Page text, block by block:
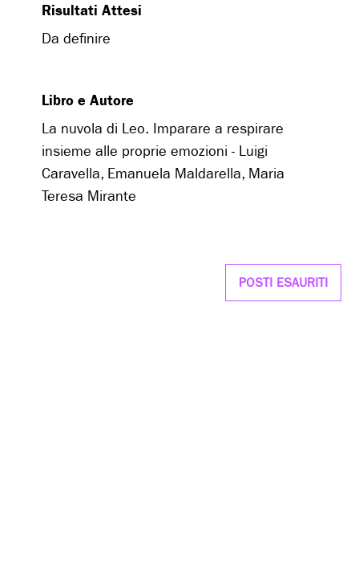
Risultati Attesi
Da definire
Libro e Autore
La nuvola di Leo. Imparare a respirare
insieme alle proprie emozioni - Luigi
Caravella, Emanuela Maldarella, Maria
Teresa Mirante
POSTI ESAURITI